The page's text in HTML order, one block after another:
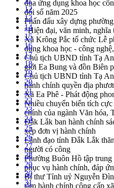
đua ứng dụng khoa học
đổi số năm 2025
Phấn đấu xây dựng
“Hiện đại, văn minh, nghĩa
Xã Krông Pắc tổ chức Lễ
dụng khoa học - công
Chủ tịch UBND tỉnh Tạ
giới Ea Bung và đồn Biên
Chủ tịch UBND tỉnh Tạ
hành chính quyền địa
Xã Ea Phê - Phát động
Nhiều chuyển biến tích
chính của ngành Văn hóa,
Đắk Lắk ban hành chính
xếp đơn vị hành chính
Lãnh đạo tỉnh Đắk Lắk
người có công
Phường Buôn Hồ tập
phục vụ hành chính, đáp
Bí thư Tỉnh uỷ Nguyễn
tâm hành chính công cấp xã
12
13
14
15
16
17
18
19
20
21
22
23
24
25
26
27
28
29
30
31